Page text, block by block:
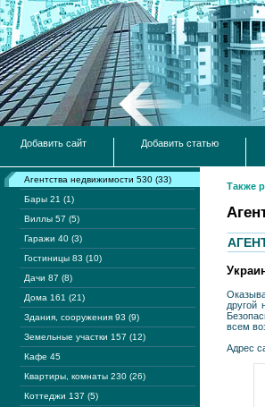
Добавить сайт Добавить статью
Агентства недвижимости 530 (33)
Бары 21 (1)
Виллы 57 (5)
Гаражи 40 (3)
Гостиницы 83 (10)
Дачи 87 (8)
Дома 161 (21)
Здания, сооружения 93 (9)
Земельные участки 157 (12)
Кафе 45
Квартиры, комнаты 230 (26)
Коттеджи 137 (5)
Также
другой
всем
Адрес